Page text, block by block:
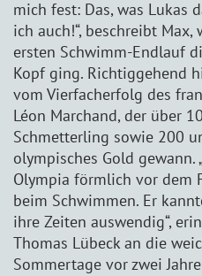
mich fest: Das, was Lukas
ich auch!“, beschreibt
ersten Schwimm-Endlauf
Kopf ging. Richtiggehend
vom Vierfacherfolg des
Léon Marchand, der über
Schmetterling sowie 200
olympisches Gold gewann.
Olympia förmlich vor dem
beim Schwimmen. Er
ihre Zeiten auswendig“,
Thomas Lübeck an die
Sommertage vor zwei